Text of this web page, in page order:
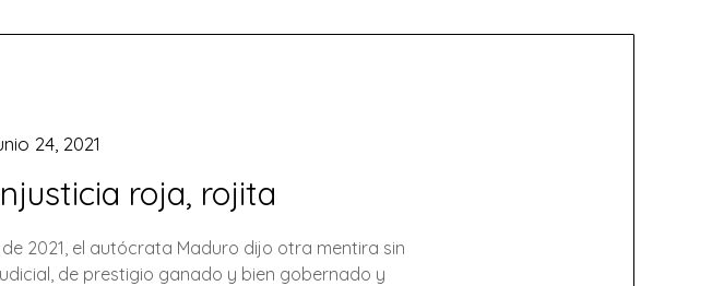
roja, rojita
24, 2021
2021, el autócrata Maduro dijo otra mentira sin
de prestigio ganado y bien gobernado y